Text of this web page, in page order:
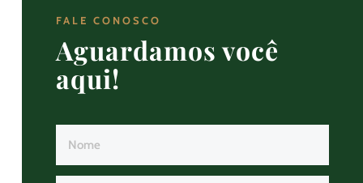
FALE CONOSCO
Aguardamos você
aqui!